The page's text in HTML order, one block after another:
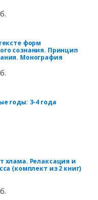
форм
сознания. Принцип
Монография
годы: 3-4 года
хлама. Релаксация и
(комплект из 2 книг)